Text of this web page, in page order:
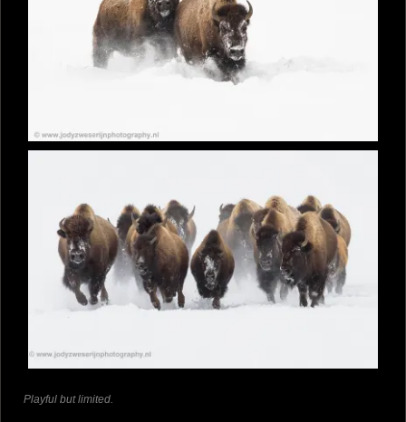
Playful but limited.